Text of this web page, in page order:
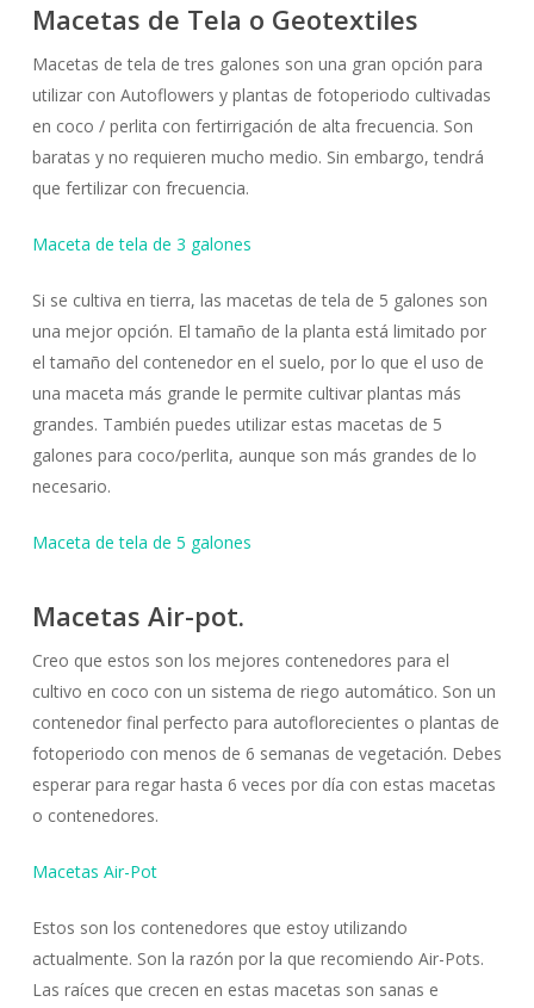
Macetas de Tela o Geotextiles
Macetas de tela de tres galones son una gran opción para
utilizar con Autoflowers y plantas de fotoperiodo cultivadas
en coco / perlita con fertirrigación de alta frecuencia. Son
baratas y no requieren mucho medio. Sin embargo, tendrá
que fertilizar con frecuencia.
Maceta de tela de 3 galones
Si se cultiva en tierra, las macetas de tela de 5 galones son
una mejor opción. El tamaño de la planta está limitado por
el tamaño del contenedor en el suelo, por lo que el uso de
una maceta más grande le permite cultivar plantas más
grandes. También puedes utilizar estas macetas de 5
galones para coco/perlita, aunque son más grandes de lo
necesario.
Maceta de tela de 5 galones
Macetas Air-pot.
Creo que estos son los mejores contenedores para el
cultivo en coco con un sistema de riego automático. Son un
contenedor final perfecto para autoflorecientes o plantas de
fotoperiodo con menos de 6 semanas de vegetación. Debes
esperar para regar hasta 6 veces por día con estas macetas
o contenedores.
Macetas Air-Pot
Estos son los contenedores que estoy utilizando
actualmente. Son la razón por la que recomiendo Air-Pots.
Las raíces que crecen en estas macetas son sanas e